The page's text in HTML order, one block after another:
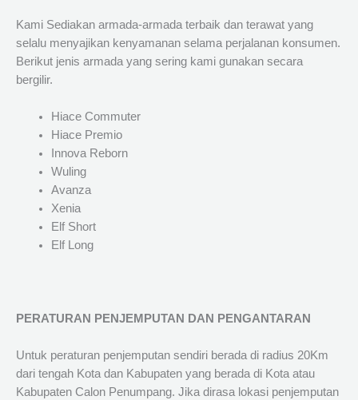
Kami Sediakan armada-armada terbaik dan terawat yang
selalu menyajikan kenyamanan selama perjalanan konsumen.
Berikut jenis armada yang sering kami gunakan secara
bergilir.
Hiace Commuter
Hiace Premio
Innova Reborn
Wuling
Avanza
Xenia
Elf Short
Elf Long
PERATURAN PENJEMPUTAN DAN PENGANTARAN
Untuk peraturan penjemputan sendiri berada di radius 20Km
dari tengah Kota dan Kabupaten yang berada di Kota atau
Kabupaten Calon Penumpang. Jika dirasa lokasi penjemputan